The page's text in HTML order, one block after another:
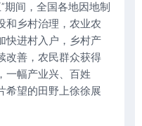
期间，全国各地因地制
和乡村治理，农业农
快进村入户，乡村产
改善，农民群众获得
一幅产业兴、百姓
希望的田野上徐徐展